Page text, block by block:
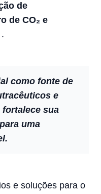
de
de CO₂ e
.
como fonte de
e
sua
uma
e soluções para o